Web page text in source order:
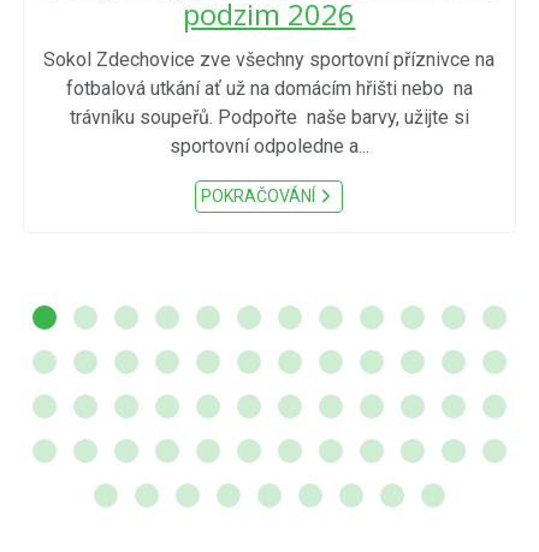
podzim 2026
Sokol Zdechovice zve všechny sportovní příznivce na
fotbalová utkání ať už na domácím hřišti nebo na
trávníku soupeřů. Podpořte naše barvy, užijte si
sportovní odpoledne a...
POKRAČOVÁNÍ